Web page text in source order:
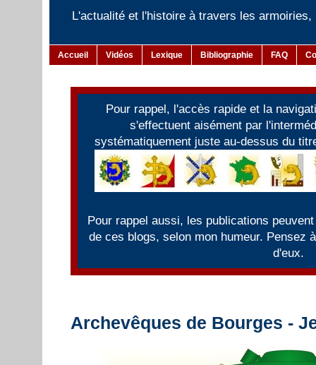
L'actualité et l'histoire à travers les
Accueil Vidéos Lexique Bibliographie FAQ
Pour rappel, l'accès rapide et la
s'effectuent aisément par
systématiquement juste au-dessus du
Pour rappel aussi, les publications
de ces blogs, selon mon humeur. Pensez
d'eux.
Archevêques de Bourges -